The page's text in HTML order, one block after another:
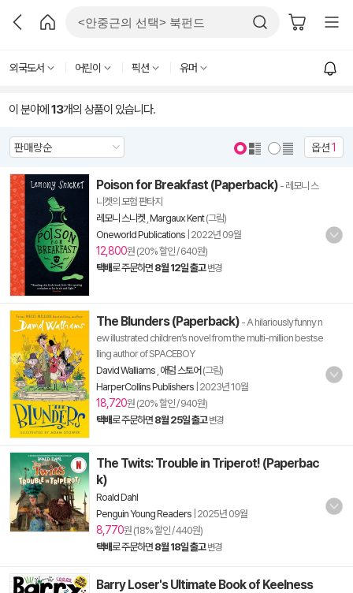
외국도서 어린이 픽션 유머
이 분야에 13개의 상품이 있습니다.
옵션1
Poison for Breakfast (Paperback) - 레모니 스
니켓의 모험 판타지
레모니 스니켓 Margaux Kent(그림)
Oneworld Publications 2022년 09월
12,800원 (20% 할인 / 640원)
택배로 주문하면 8월 12일 출고 변경
The Blunders (Paperback) - A hilariously funny n
ew illustrated children’s novel from the multi-million bestse
lling author of SPACEBOY
David Walliams 애덤 스토어 (그림)
HarperCollins Publishers 2023년 10월
18,720원 (20% 할인 / 940원)
택배로 주문하면 8월 25일 출고 변경
The Twits: Trouble in Triperot! (Paperbac
k)
Roald Dahl
Penguin Young Readers 2025년 09월
8,770원 (18% 할인 / 440원)
택배로 주문하면 8월 18일 출고 변경
Barry Loser's Ultimate Book of Keelness